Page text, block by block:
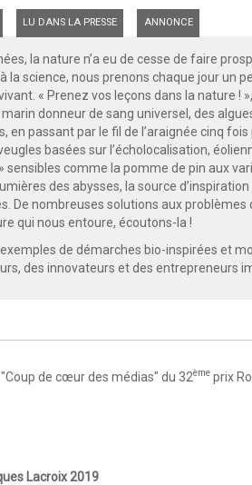
LU DANS LA PRESSE ANNONCE
la nature n’a eu de cesse de faire
à la science, nous prenons chaque jour un
« Prenez vos leçons dans la nature !
marin donneur de sang universel, des
passant par le fil de l’araignée cinq fois
basées sur l’écholocalisation,
sensibles comme la pomme de pin aux
des abysses, la source
De nombreuses solutions aux
qui nous entoure, écoutons-la !
de démarches bio-inspirées et
des innovateurs et des entrepreneurs
de cœur des médias" du 32ème prix
Lacroix 2019